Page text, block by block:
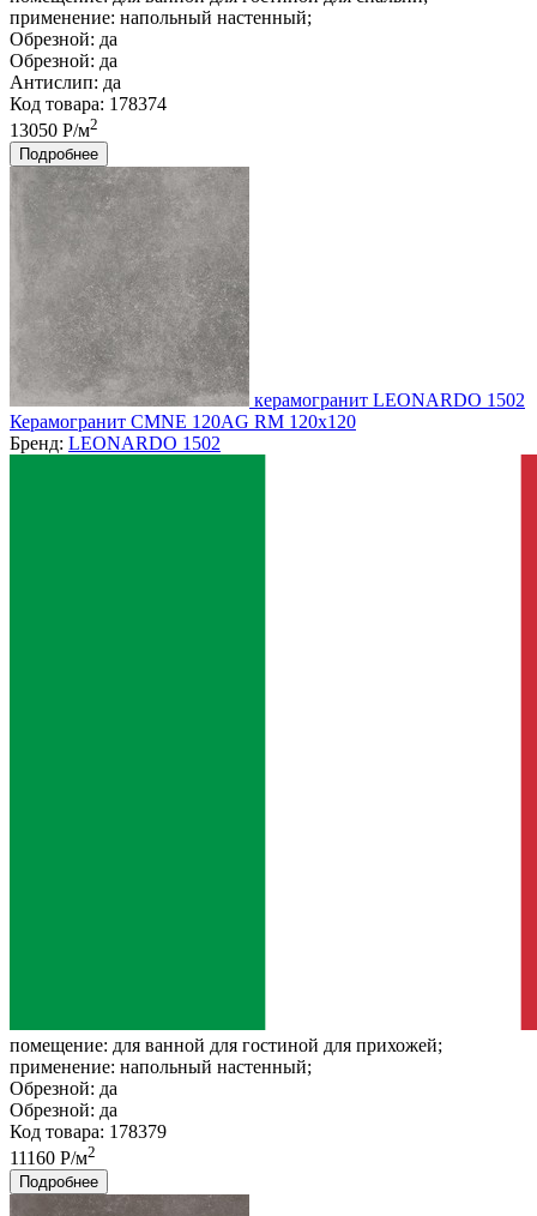
применение: напольный настенный;
Обрезной: да
Обрезной: да
Антислип: да
Код товара: 178374
13050 Р/м2
Подробнее
керамогранит LEONARDO 1502
Керамогранит CMNE 120AG RM 120x120
Бренд: LEONARDO 1502
помещение: для ванной для гостиной для прихожей;
применение: напольный настенный;
Обрезной: да
Обрезной: да
Код товара: 178379
11160 Р/м2
Подробнее